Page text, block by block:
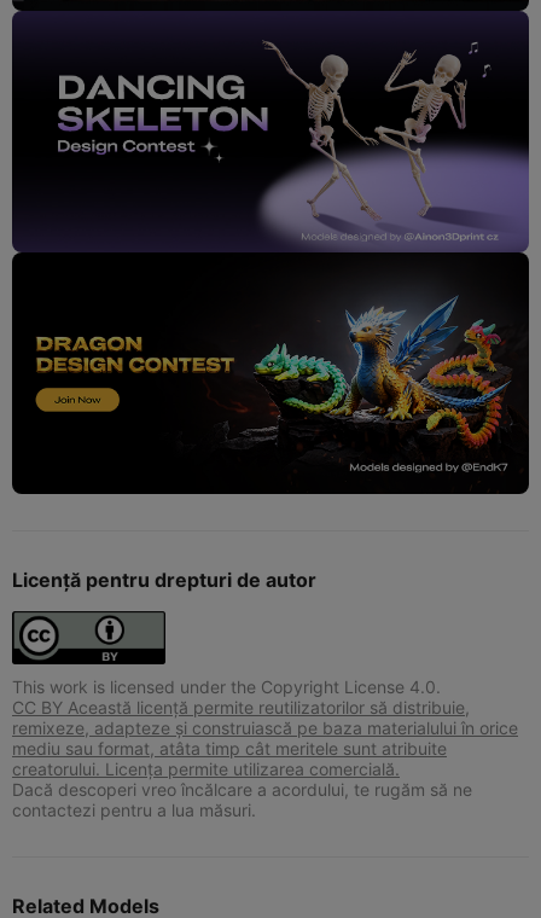
Licență pentru drepturi de autor
This work is licensed under the Copyright License 4.0.
CC BY Această licență permite reutilizatorilor să distribuie,
remixeze, adapteze și construiască pe baza materialului în orice
mediu sau format, atâta timp cât meritele sunt atribuite
creatorului. Licența permite utilizarea comercială.
Dacă descoperi vreo încălcare a acordului, te rugăm să ne
contactezi pentru a lua măsuri.
Related Models